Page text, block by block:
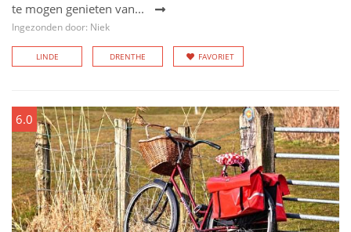
te mogen genieten van...
Ingezonden door: Niek
LINDE DRENTHE FAVORIET
6.0